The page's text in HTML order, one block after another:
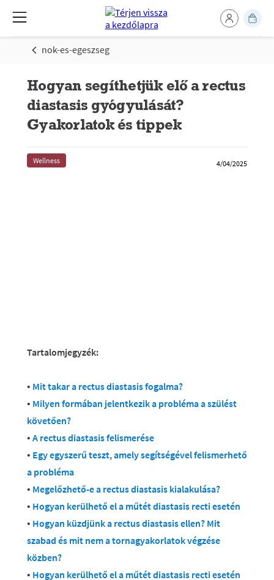
nok-es-egeszseg
Hogyan segíthetjük elő a rectus
diastasis gyógyulását?
Gyakorlatok és tippek
Wellness 4/04/2025
Tartalomjegyzék:
• Mit takar a rectus diastasis fogalma?
• Milyen formában jelentkezik a probléma a szülést
követően?
• A rectus diastasis felismerése
• Egy egyszerű teszt, amely segítségével felismerhető
a probléma
• Megelőzhető-e a rectus diastasis kialakulása?
• Hogyan kerülhető el a műtét diastasis recti esetén
• Hogyan küzdjünk a rectus diastasis ellen? Mit
szabad és mit nem a tornagyakorlatok végzése
közben?
• Hogyan kerülhető el a műtét diastasis recti esetén